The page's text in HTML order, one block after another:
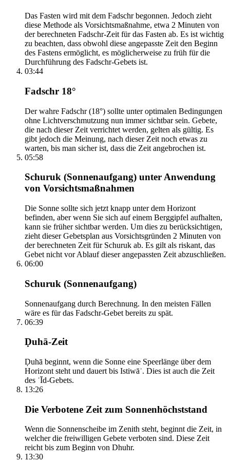
Das Fasten wird mit dem Fadschr begonnen. Jedoch zieht
diese Methode als Vorsichtsmaßnahme, etwa 2 Minuten von
der berechneten Fadschr-Zeit für das Fasten ab. Es ist wichtig
zu beachten, dass obwohl diese angepasste Zeit den Beginn
des Fastens ermöglicht, es möglicherweise zu früh für die
Durchführung des Fadschr-Gebets ist.
03:44
Fadschr 18°
Der wahre Fadschr (18°) sollte unter optimalen Bedingungen
ohne Lichtverschmutzung nun immer sichtbar sein. Gebete,
die nach dieser Zeit verrichtet werden, gelten als gültig. Es
gibt jedoch die Meinung, nach dieser Zeit noch etwas zu
warten, bis man sicher ist, dass die Zeit angebrochen ist.
05:58
Schuruk (Sonnenaufgang) unter Anwendung
von Vorsichtsmaßnahmen
Die Sonne sollte sich jetzt knapp unter dem Horizont
befinden, aber wenn Sie sich auf einem Berggipfel aufhalten,
kann sie früher sichtbar werden. Um dies zu berücksichtigen,
zieht dieser Gebetsplan aus Vorsichtsgründen 2 Minuten von
der berechneten Zeit für Schuruk ab. Es gilt als riskant, das
Gebet nicht vor Ablauf dieser angepassten Zeit abzuschließen.
06:00
Schuruk (Sonnenaufgang)
Sonnenaufgang durch Berechnung. In den meisten Fällen
wäre es für das Fadschr-Gebet bereits zu spät.
06:39
Ḍuhā-Zeit
Ḍuhā beginnt, wenn die Sonne eine Speerlänge über dem
Horizont steht und dauert bis Istiwāʾ. Dies ist auch die Zeit
des ʿĪd-Gebets.
13:26
Die Verbotene Zeit zum Sonnenhöchststand
Wenn die Sonnenscheibe im Zenith steht, beginnt die Zeit, in
welcher die freiwilligen Gebete verboten sind. Diese Zeit
reicht bis zum Beginn von Dhuhr.
13:30